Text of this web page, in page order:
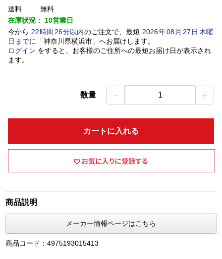
送料
無料
在庫状況： 10営業日
今から 22時間 26分以内のご注文で、最短 2026年08 月 27 日木曜
日 までに 「神奈川県横浜市」 へお届けします。
ログイン をすると、お客様のご住所への最短お届け日が表示され
ます。
数量 － 1 ＋
カートに入れる
商品説明
メーカー情報ページはこちら
商品コード：4975193015413